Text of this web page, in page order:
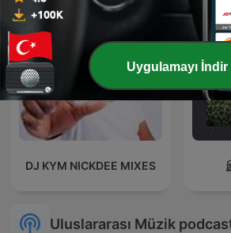
DJ KYM NICKDEE MIXES
Uluslararası Müzik
Uygulamayı İndir